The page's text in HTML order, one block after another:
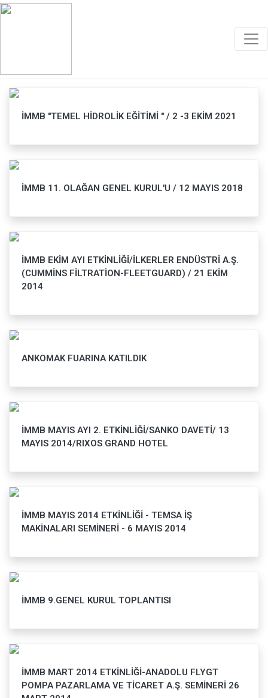
Faaliyetler
İMMB ''TEMEL HİDROLİK EĞİTİMİ '' / 2 -3 EKİM 2021
İMMB 11. OLAĞAN GENEL KURUL'U / 12 MAYIS 2018
İMMB EKİM AYI ETKİNLİĞİ/İLKERLER ENDÜSTRİ A.Ş.
(CUMMİNS FİLTRATİON-FLEETGUARD) / 21 EKİM
2014
ANKOMAK FUARINA KATILDIK
İMMB MAYIS AYI 2. ETKİNLİĞİ/SANKO DAVETİ/ 13
MAYIS 2014/RIXOS GRAND HOTEL
İMMB MAYIS 2014 ETKİNLİĞİ - TEMSA İŞ
MAKİNALARI SEMİNERİ - 6 MAYIS 2014
İMMB 9.GENEL KURUL TOPLANTISI
İMMB MART 2014 ETKİNLİĞİ-ANADOLU FLYGT
POMPA PAZARLAMA VE TİCARET A.Ş. SEMİNERİ 26